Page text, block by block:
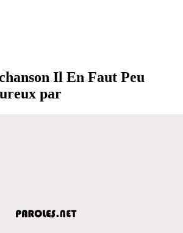
Il En Faut Peu
par